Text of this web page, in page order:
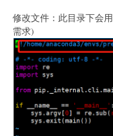
修改文件：此目录下会
需求)